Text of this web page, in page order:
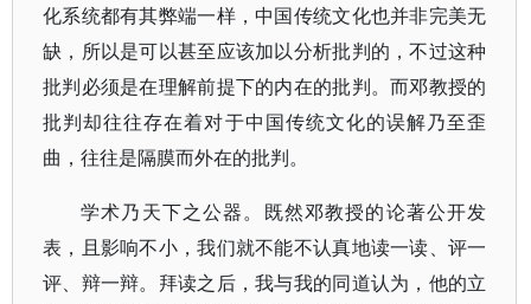
化系统都有其弊端一样，中国传统文化也并非完美无
缺，所以是可以甚至应该加以分析批判的，不过这种
批判必须是在理解前提下的内在的批判。而邓教授的
批判却往往存在着对于中国传统文化的误解乃至歪
曲，往往是隔膜而外在的批判。
学术乃天下之公器。既然邓教授的论著公开发
表，且影响不小，我们就不能不认真地读一读、评一
评、辩一辩。拜读之后，我与我的同道认为，他的立